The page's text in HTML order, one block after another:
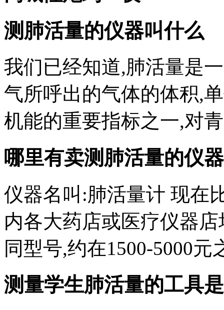
测肺活量的仪器叫什么
我们已经知道,肺活量是
气所呼出的气体的体积,
机能的重要指标之一,对
哪里有卖测肺活量的仪
仪器名叫:肺活量计 现在
内各大药店或医疗仪器
同型号,约在1500-5000
测量学生肺活量的工具